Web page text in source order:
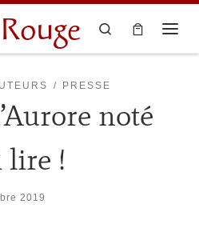
Search
PRESSE
noté
lire !
2019